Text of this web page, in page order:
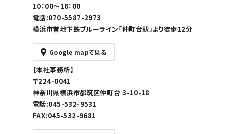
10：00～16：00
電話:070-5587-2973
横浜市営地下鉄ブルーライン「仲町台駅」より徒歩12分
Google mapで見る
【本社事務所】
〒224-0041
神奈川県横浜市都筑区仲町台 3-10-18
電話:045-532-9531
FAX:045-532-9681